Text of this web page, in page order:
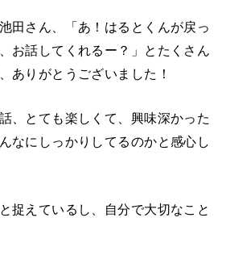
田さん、「あ！はるとくんが戻っ
お話してくれるー？」とたくさん
ありがとうございました！
、とても楽しくて、興味深かった
なにしっかりしてるのかと感心し
捉えているし、自分で大切なこと